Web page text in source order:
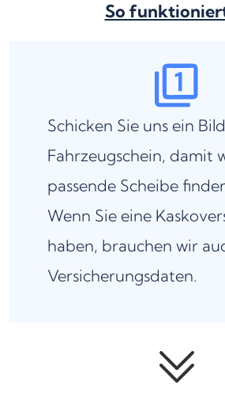
So
Schicken Sie uns ein
Fahrzeugschein, damit
passende Scheibe
Wenn Sie eine
haben, brauchen wir
Versicherungsdaten.